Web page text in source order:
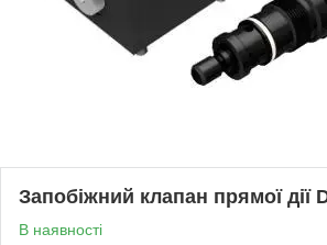
Запобіжний клапан прямої дії
В наявності